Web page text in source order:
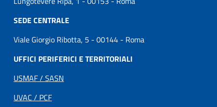
SEDE CENTRALE
Viale Giorgio Ribotta, 5 - 00144 - Roma
UFFICI PERIFERICI E TERRITORIALI
USMAF / SASN
UVAC / PCF